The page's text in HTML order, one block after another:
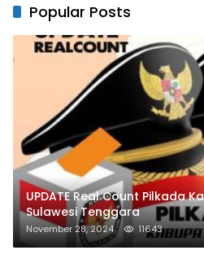
Popular Posts
UPDATE Real Count Pilkada
Sulawesi Tenggara
November 28, 2024 11643